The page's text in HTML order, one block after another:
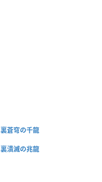
裏蒼穹の千龍
裏潰滅の兆龍